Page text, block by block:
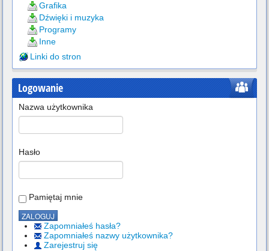
Grafika
Dźwięki i muzyka
Programy
Inne
Linki do stron
Logowanie
Nazwa użytkownika
Hasło
Pamiętaj mnie
Zapomniałeś hasła?
Zapomniałeś nazwy użytkownika?
Zarejestruj się